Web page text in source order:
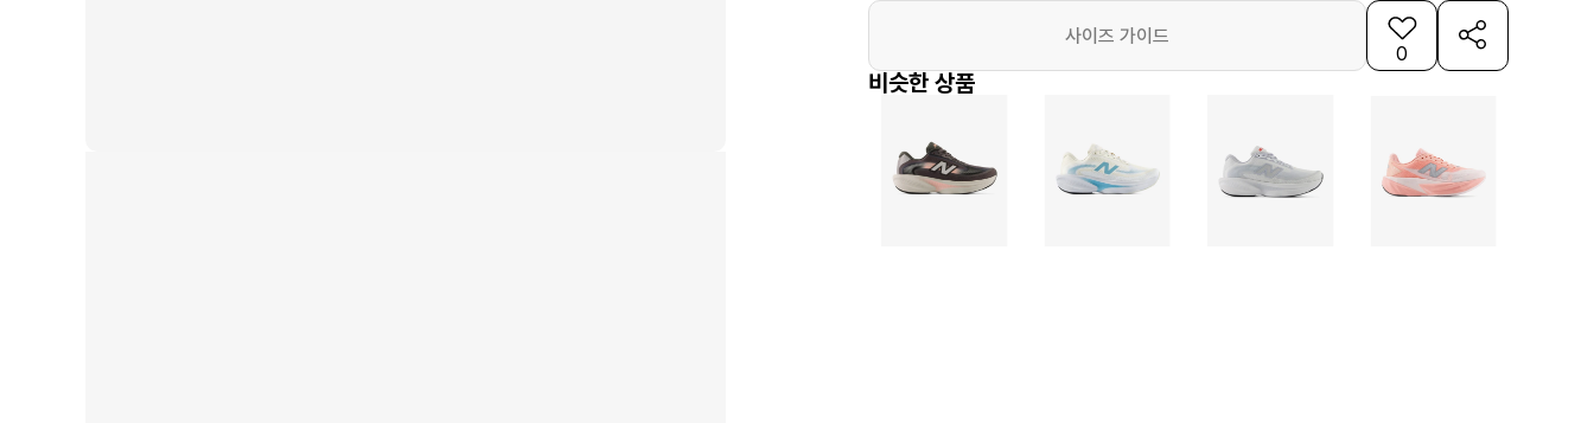
사이즈 가이드
0
비슷한 상품